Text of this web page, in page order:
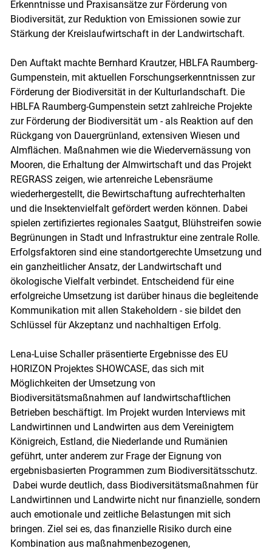
Erkenntnisse und Praxisansätze zur Förderung von
Biodiversität, zur Reduktion von Emissionen sowie zur
Stärkung der Kreislaufwirtschaft in der Landwirtschaft.
Den Auftakt machte Bernhard Krautzer, HBLFA Raumberg-
Gumpenstein, mit aktuellen Forschungserkenntnissen zur
Förderung der Biodiversität in der Kulturlandschaft. Die
HBLFA Raumberg-Gumpenstein setzt zahlreiche Projekte
zur Förderung der Biodiversität um - als Reaktion auf den
Rückgang von Dauergrünland, extensiven Wiesen und
Almflächen. Maßnahmen wie die Wiedervernässung von
Mooren, die Erhaltung der Almwirtschaft und das Projekt
REGRASS zeigen, wie artenreiche Lebensräume
wiederhergestellt, die Bewirtschaftung aufrechterhalten
und die Insektenvielfalt gefördert werden können. Dabei
spielen zertifiziertes regionales Saatgut, Blühstreifen sowie
Begrünungen in Stadt und Infrastruktur eine zentrale Rolle.
Erfolgsfaktoren sind eine standortgerechte Umsetzung und
ein ganzheitlicher Ansatz, der Landwirtschaft und
ökologische Vielfalt verbindet. Entscheidend für eine
erfolgreiche Umsetzung ist darüber hinaus die begleitende
Kommunikation mit allen Stakeholdern - sie bildet den
Schlüssel für Akzeptanz und nachhaltigen Erfolg.
Lena-Luise Schaller präsentierte Ergebnisse des EU
HORIZON Projektes SHOWCASE, das sich mit
Möglichkeiten der Umsetzung von
Biodiversitätsmaßnahmen auf landwirtschaftlichen
Betrieben beschäftigt. Im Projekt wurden Interviews mit
Landwirtinnen und Landwirten aus dem Vereinigtem
Königreich, Estland, die Niederlande und Rumänien
geführt, unter anderem zur Frage der Eignung von
ergebnisbasierten Programmen zum Biodiversitätsschutz.
Dabei wurde deutlich, dass Biodiversitätsmaßnahmen für
Landwirtinnen und Landwirte nicht nur finanzielle, sondern
auch emotionale und zeitliche Belastungen mit sich
bringen. Ziel sei es, das finanzielle Risiko durch eine
Kombination aus maßnahmenbezogenen,